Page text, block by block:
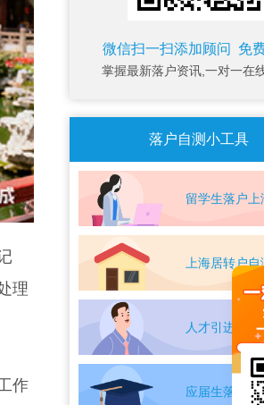
理
作
微信扫一扫添加顾问 免
掌握最新落户资讯,一对一在
落户自测小工具
留学生落户上
上海居转户自
人才引进落户
应届生落户上